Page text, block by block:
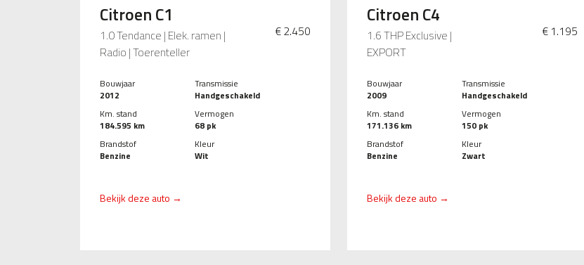
Citroen C1
1.0 Tendance | Elek. ramen |
Radio | Toerenteller
€ 2.450
Bouwjaar
2012
Km. stand
184.595 km
Brandstof
Benzine
Transmissie
Handgeschakeld
Vermogen
68 pk
Kleur
Wit
Bekijk deze auto →
Citroen C4
1.6 THP Exclusive |
EXPORT
€ 1.195
Bouwjaar
2009
Km. stand
171.136 km
Brandstof
Benzine
Transmissie
Handgeschakeld
Vermogen
150 pk
Kleur
Zwart
Bekijk deze auto →